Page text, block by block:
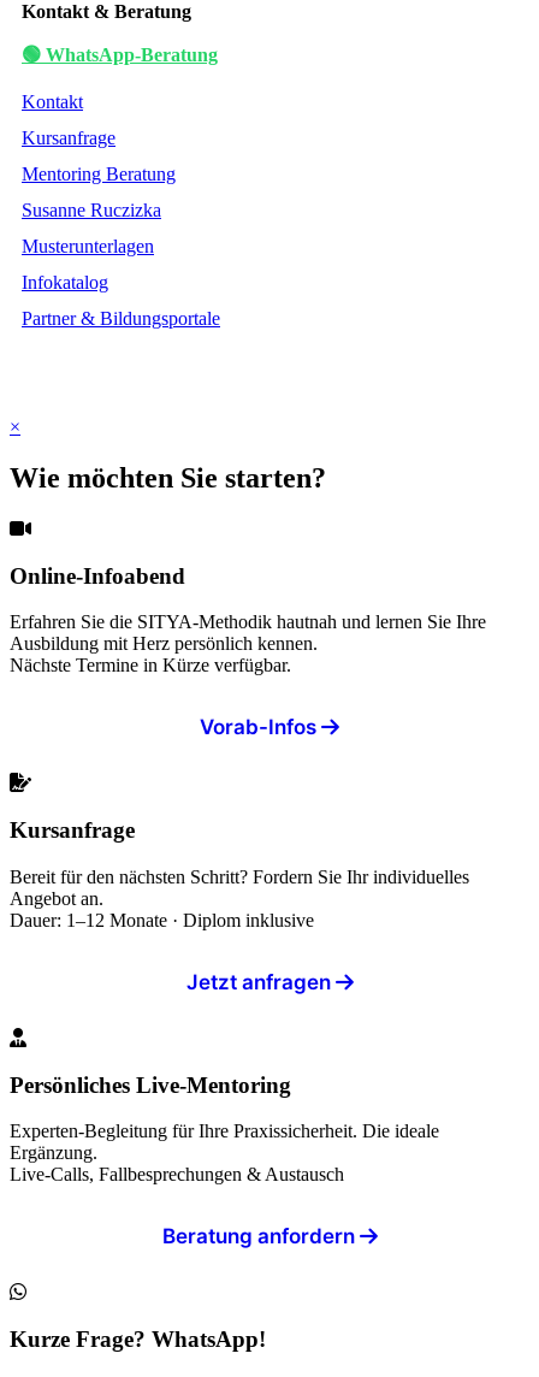
Kontakt & Beratung
🟢 WhatsApp-Beratung
Kontakt
Kursanfrage
Mentoring Beratung
Susanne Ruczizka
Musterunterlagen
Infokatalog
Partner & Bildungsportale
×
Wie möchten Sie starten?
Online-Infoabend
Erfahren Sie die SITYA-Methodik hautnah und lernen Sie Ihre
Ausbildung mit Herz persönlich kennen.
Nächste Termine in Kürze verfügbar.
Vorab-Infos
Kursanfrage
Bereit für den nächsten Schritt? Fordern Sie Ihr individuelles
Angebot an.
Dauer: 1–12 Monate · Diplom inklusive
Jetzt anfragen
Persönliches Live-Mentoring
Experten-Begleitung für Ihre Praxissicherheit. Die ideale
Ergänzung.
Live-Calls, Fallbesprechungen & Austausch
Beratung anfordern
Kurze Frage? WhatsApp!